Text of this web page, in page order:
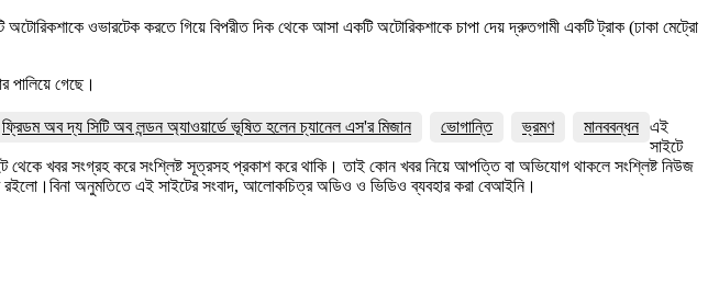
ওভারটেক করতে গিয়ে বিপরীত দিক থেকে আসা একটি অটোরিকশাকে চাপা দেয় দ্রুতগামী একটি ট্রাক (ঢাকা মেট্রো
পালিয়ে গেছে।
ফ্রিডম অব দ্য সিটি অব লন্ডন অ্যাওয়ার্ডে ভূষিত হলেন চ্যানেল এস'র মিজান ভোগান্তি ভ্রমণ
মানববন্ধন এই
সাইটে
থেকে খবর সংগ্রহ করে সংশ্লিষ্ট সূত্রসহ প্রকাশ করে থাকি। তাই কোন খবর নিয়ে আপত্তি বা অভিযোগ থাকলে সংশ্লিষ্ট নিউজ
রইলো।বিনা অনুমতিতে এই সাইটের সংবাদ, আলোকচিত্র অডিও ও ভিডিও ব্যবহার করা বেআইনি।